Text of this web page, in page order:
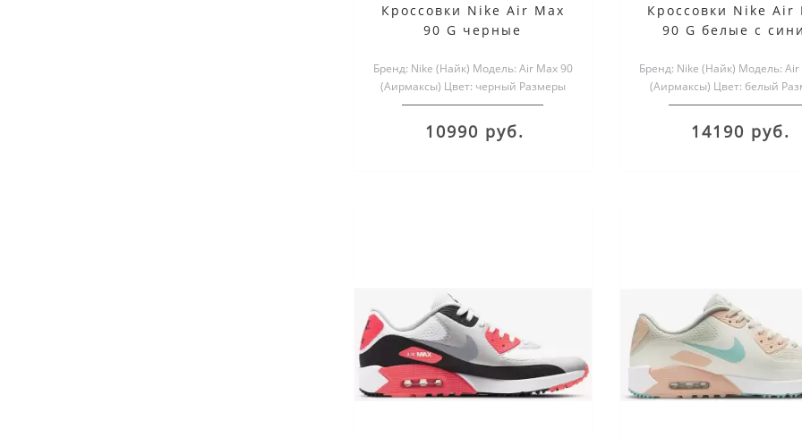
Кроссовки Nike Air Max
90 G черные
Бренд: Nike (Найк) Модель: Air Max 90
(Аирмаксы) Цвет: черный Размеры
обуви: мужские и женс..
10990 руб.
Кроссовки Nike Air
90 G белые с
Бренд: Nike (Найк) Модель: Air
(Аирмаксы) Цвет: белый
обуви: мужские и
14190 руб.